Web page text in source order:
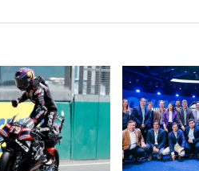
VER NOTA